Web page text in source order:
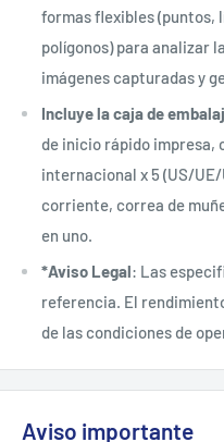
formas flexibles (puntos,
polígonos) para analizar
imágenes capturadas y
Incluye la caja de
de inicio rápido impresa,
internacional x 5 (US/
corriente, correa de
en uno.
*Aviso Legal: Las
referencia. El
de las condiciones de
Aviso importante